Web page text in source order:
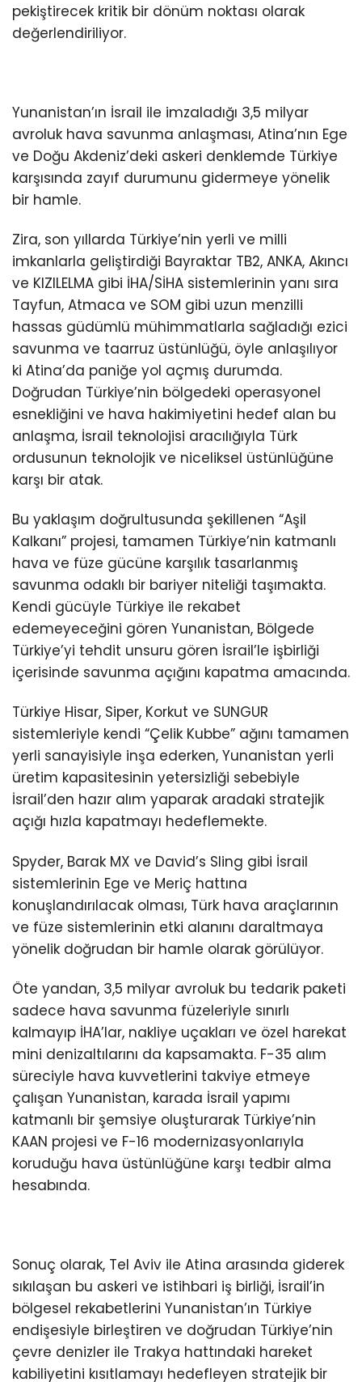
pekiştirecek kritik bir dönüm noktası olarak
değerlendiriliyor.
Yunanistan’ın İsrail ile imzaladığı 3,5 milyar
avroluk hava savunma anlaşması, Atina’nın Ege
ve Doğu Akdeniz’deki askeri denklemde Türkiye
karşısında zayıf durumunu gidermeye yönelik
bir hamle.
Zira, son yıllarda Türkiye’nin yerli ve milli
imkanlarla geliştirdiği Bayraktar TB2, ANKA, Akıncı
ve KIZILELMA gibi İHA/SİHA sistemlerinin yanı sıra
Tayfun, Atmaca ve SOM gibi uzun menzilli
hassas güdümlü mühimmatlarla sağladığı ezici
savunma ve taarruz üstünlüğü, öyle anlaşılıyor
ki Atina’da paniğe yol açmış durumda.
Doğrudan Türkiye’nin bölgedeki operasyonel
esnekliğini ve hava hakimiyetini hedef alan bu
anlaşma, İsrail teknolojisi aracılığıyla Türk
ordusunun teknolojik ve niceliksel üstünlüğüne
karşı bir atak.
Bu yaklaşım doğrultusunda şekillenen “Aşil
Kalkanı” projesi, tamamen Türkiye’nin katmanlı
hava ve füze gücüne karşılık tasarlanmış
savunma odaklı bir bariyer niteliği taşımakta.
Kendi gücüyle Türkiye ile rekabet
edemeyeceğini gören Yunanistan, Bölgede
Türkiye’yi tehdit unsuru gören İsrail’le işbirliği
içerisinde savunma açığını kapatma amacında.
Türkiye Hisar, Siper, Korkut ve SUNGUR
sistemleriyle kendi “Çelik Kubbe” ağını tamamen
yerli sanayisiyle inşa ederken, Yunanistan yerli
üretim kapasitesinin yetersizliği sebebiyle
İsrail’den hazır alım yaparak aradaki stratejik
açığı hızla kapatmayı hedeflemekte.
Spyder, Barak MX ve David’s Sling gibi İsrail
sistemlerinin Ege ve Meriç hattına
konuşlandırılacak olması, Türk hava araçlarının
ve füze sistemlerinin etki alanını daraltmaya
yönelik doğrudan bir hamle olarak görülüyor.
Öte yandan, 3,5 milyar avroluk bu tedarik paketi
sadece hava savunma füzeleriyle sınırlı
kalmayıp İHA’lar, nakliye uçakları ve özel harekat
mini denizaltılarını da kapsamakta. F-35 alım
süreciyle hava kuvvetlerini takviye etmeye
çalışan Yunanistan, karada İsrail yapımı
katmanlı bir şemsiye oluşturarak Türkiye’nin
KAAN projesi ve F-16 modernizasyonlarıyla
koruduğu hava üstünlüğüne karşı tedbir alma
hesabında.
Sonuç olarak, Tel Aviv ile Atina arasında giderek
sıkılaşan bu askeri ve istihbari iş birliği, İsrail’in
bölgesel rekabetlerini Yunanistan’ın Türkiye
endişesiyle birleştiren ve doğrudan Türkiye’nin
çevre denizler ile Trakya hattındaki hareket
kabiliyetini kısıtlamayı hedefleyen stratejik bir